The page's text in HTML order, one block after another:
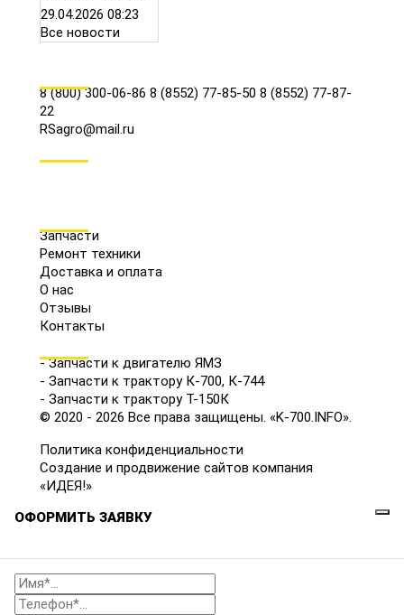
29.04.2026 08:23
Все новости
8 (800) 300-06-86 8 (8552) 77-85-50 8 (8552) 77-87-
22
RSagro@mail.ru
Запчасти
Ремонт техники
Доставка и оплата
О нас
Отзывы
Контакты
- Запчасти к двигателю ЯМЗ
- Запчасти к трактору К-700, К-744
- Запчасти к трактору Т-150К
© 2020 - 2026 Все права защищены. «K-700.INFO».
Политика конфиденциальности
Создание и продвижение сайтов компания
«ИДЕЯ!»
ОФОРМИТЬ ЗАЯВКУ